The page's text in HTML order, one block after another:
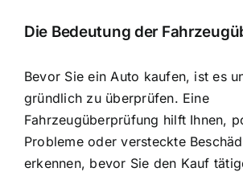
Die Bedeutung der
Bevor Sie ein Auto kaufen, ist es
gründlich zu überprüfen. Eine
Fahrzeugüberprüfung hilft Ihnen,
Problemeoder versteckte
erkennen, bevor Sie den Kauf